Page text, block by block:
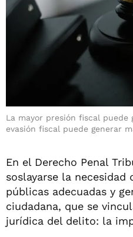
La mayor presión fiscal puede
evasión fiscal puede generar
En el Derecho Penal
soslayarse la
públicas adecuadas y
ciudadana, que se
jurídica del delito: la